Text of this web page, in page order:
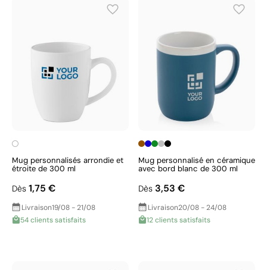
Mug personnalisés arrondie et
étroite de 300 ml
Dès 1,75 €
Livraison19/08 - 21/08
54 clients satisfaits
Mug personnalisé en céramique
avec bord blanc de 300 ml
Dès 3,53 €
Livraison20/08 - 24/08
12 clients satisfaits